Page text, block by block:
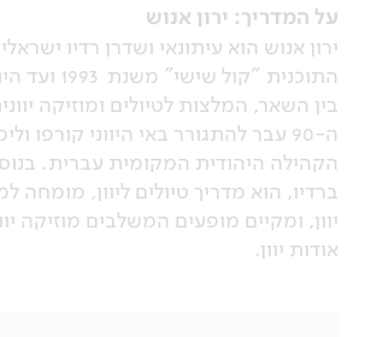
על המדריך: ירון אנוש
ירון אנוש הוא עיתונאי ושדרן רדיו
התוכנית "קול
בין השאר, המלצות לטיולים ומוזיקה
ה-90 עבר להתגורר באי היווני קורפו
הקהילה היהודית המקומית עברית.
ברדיו, הוא מדריך טיולים ליוון, מומחה
יוון, ומקיים מופעים המשלבים מוזיקה
אודות יוון.